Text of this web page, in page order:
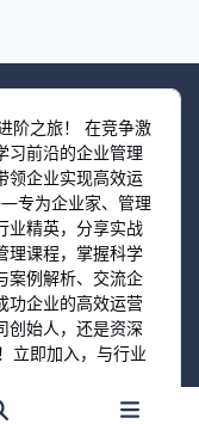
阶之旅！ 在竞争激
习前沿的企业管理
领企业实现高效运
专为企业家、管理
业精英，分享实战
理课程，掌握科学
案例解析、交流企
功企业的高效运营
创始人，还是资深
立即加入，与行业